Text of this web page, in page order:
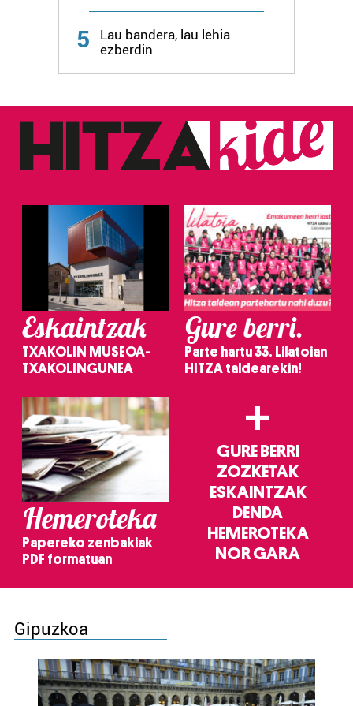
zerbitzuak hobetzeko asmoz, cookie teknologiaz
5
Lau bandera, lau lehia
ezberdin
Eskaintzak
TXAKOLIN MUSEOA-
TXAKOLINGUNEA
Gure berri.
Parte hartu 33. Lilatoian
HITZA taldearekin!
Hemeroteka
Papereko zenbakiak
PDF formatuan
+
GURE BERRI
ZOZKETAK
ESKAINTZAK
DENDA
HEMEROTEKA
NOR GARA
Gipuzkoa